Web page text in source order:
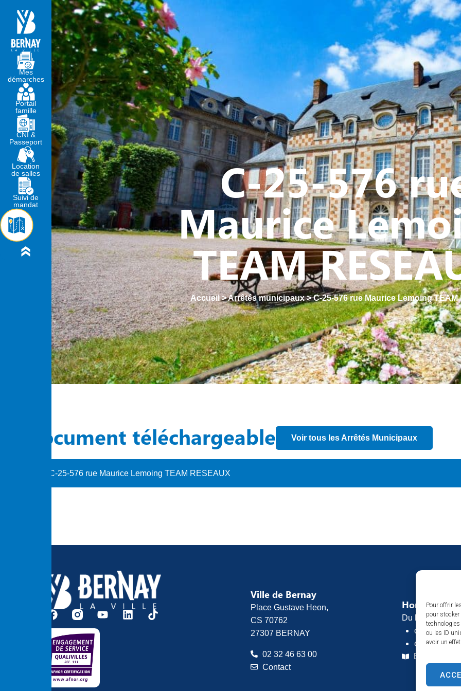
Pour offrir
pour
ou les ID
avoir un
MA MAIRIE VIVRE À BERNAY ACTION SOCIALE VIE
C-25-576
Maurice
TEAM
Accueil>Arrêtés municipaux>C-25-576 rue Maurice Lemoing TEAM
Document téléchargeable Voir tous les Arrêtés Municipaux
C-25-576 rue Maurice Lemoing TEAM RESEAUX
Mes
démarches
Portail
famille
CNI &
Passeport
Location
de salles
Suivi de
mandat
Ville de Bernay
Place Gustave Heon,
CS 70762
27307 BERNAY
02 32 46 63 00
Contact
Horaires
Du lundi au
de 8h30 à
et de 13h30
Espace